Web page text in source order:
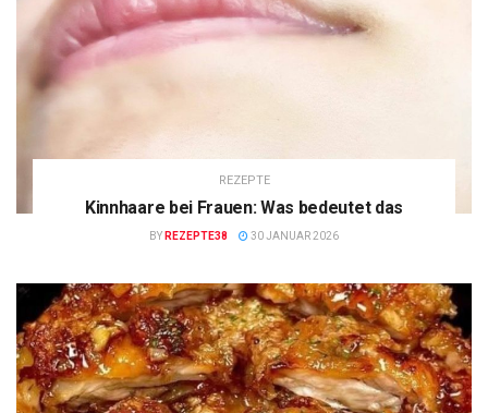
REZEPTE
Kinnhaare bei Frauen: Was bedeutet das
BY REZEPTE38 30 JANUAR 2026